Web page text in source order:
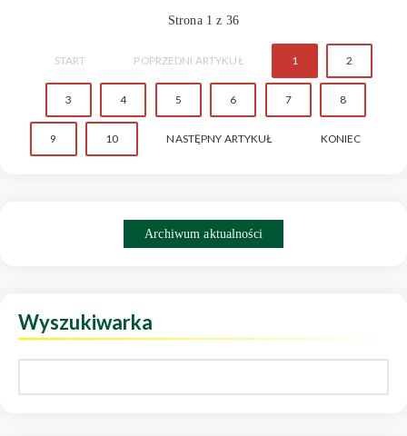
Strona 1 z 36
START POPRZEDNI ARTYKUŁ 1 2
3 4 5 6 7 8
9 10 NASTĘPNY ARTYKUŁ KONIEC
Archiwum aktualności
Wyszukiwarka